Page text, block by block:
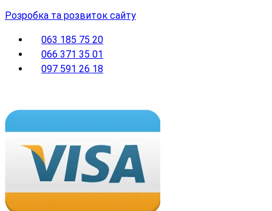
Розробка та розвиток сайту
063 185 75 20
066 371 35 01
097 591 26 18